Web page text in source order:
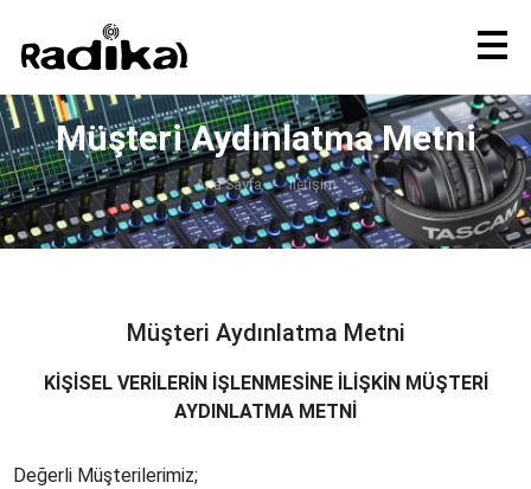
Müşteri Aydınlatma Metni
Ana Sayfa İletişim
Müşteri Aydınlatma Metni
KİŞİSEL VERİLERİN İŞLENMESİNE İLİŞKİN MÜŞTERİ
AYDINLATMA METNİ
Değerli Müşterilerimiz;